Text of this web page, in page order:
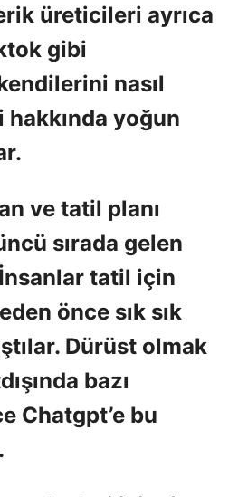
üreticileri ayrıca
gibi
nasıl
yoğun
ve tatil planı
sırada gelen
tatil için
önce sık sık
Dürüst olmak
bazı
Chatgpt’e bu